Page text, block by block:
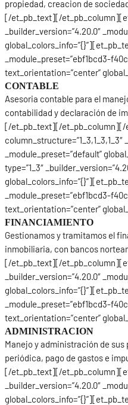
propiedad, creacion de
[/et_pb_text][/
_builder_version=”4.20.0″
_module_preset=”ebf1bcd3-
text_orientation=”center”
CONTABLE
Asesoria contable para el
contabilidad y declaración de
[/et_pb_text][/et_pb_column][/
_module_preset=”default”
type=”1_3″
_module_preset=”ebf1bcd3-
text_orientation=”center”
FINANCIAMIENTO
Gestionamos y tramitamos el
inmobiliaria, con bancos
[/et_pb_text][/
_builder_version=”4.20.0″
_module_preset=”ebf1bcd3-
text_orientation=”center”
ADMINISTRACION
Manejo y administración de
periódica, pago de gastos e
[/et_pb_text][/
_builder_version=”4.20.0″